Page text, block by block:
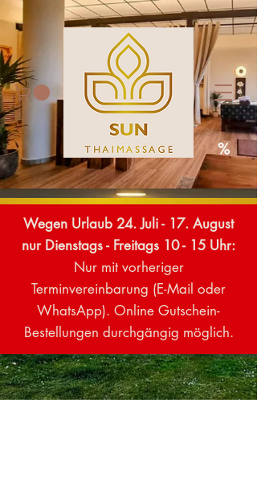
%
Wegen Urlaub 24. Juli - 17. August
nur Dienstags - Freitags 10 - 15 Uhr:
Nur mit vorheriger
Terminvereinbarung (E-Mail oder
WhatsApp). Online Gutschein-
Bestellungen durchgängig möglich.